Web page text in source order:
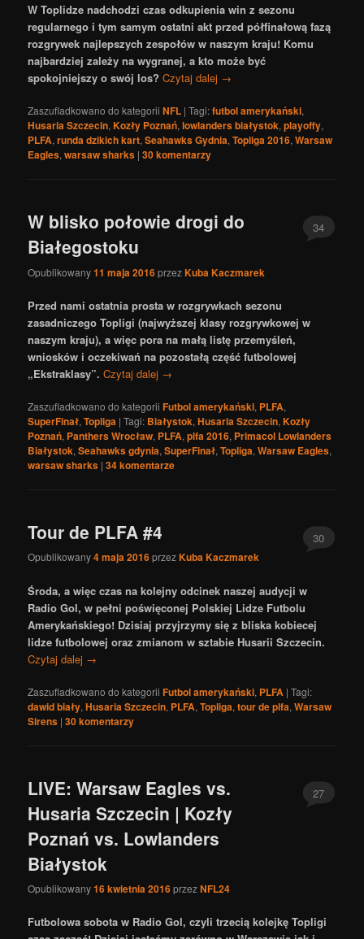
W Toplidze nadchodzi czas odkupienia win z sezonu
regularnego i tym samym ostatni akt przed półfinałową fazą
rozgrywek najlepszych zespołów w naszym kraju! Komu
najbardziej zależy na wygranej, a kto może być
spokojniejszy o swój los?Czytaj dalej →
Zaszufladkowano do kategorii NFL |Tagi:futbol amerykański,
Husaria Szczecin,Kozły Poznań,lowlanders białystok,playoffy,
PLFA,runda dzikich kart,Seahawks Gydnia,Topliga 2016,Warsaw
Eagles,warsaw sharks |30komentarzy
W blisko połowie drogi do
Białegostoku
Opublikowany11 maja 2016przezKuba Kaczmarek
34
Przed nami ostatnia prosta w rozgrywkach sezonu
zasadniczego Topligi (najwyższej klasy rozgrywkowej w
naszym kraju), a więc pora na małą listę przemyśleń,
wniosków i oczekiwań na pozostałą część futbolowej
„Ekstraklasy”.Czytaj dalej →
Zaszufladkowano do kategorii Futbol amerykański, PLFA,
SuperFinał,Topliga |Tagi: Białystok,Husaria Szczecin,Kozły
Poznań, Panthers Wrocław, PLFA,plfa 2016, Primacol Lowlanders
Białystok,Seahawks gdynia,SuperFinał,Topliga,Warsaw Eagles,
warsaw sharks |34komentarze
Tour de PLFA #4
Opublikowany4 maja 2016przezKuba Kaczmarek
30
Środa, a więc czas na kolejny odcinek naszej audycji w
Radio Gol, w pełni poświęconej Polskiej Lidze Futbolu
Amerykańskiego! Dzisiaj przyjrzymy się z bliska kobiecej
lidze futbolowej oraz zmianom w sztabie Husarii Szczecin.
Czytaj dalej →
Zaszufladkowano do kategorii Futbol amerykański, PLFA |Tagi:
dawid biały,Husaria Szczecin, PLFA,Topliga,tour de plfa,Warsaw
Sirens |30komentarzy
LIVE: Warsaw Eagles vs.
Husaria Szczecin | Kozły
Poznań vs. Lowlanders
Białystok
Opublikowany16 kwietnia 2016przezNFL24
27
Futbolowa sobota w Radio Gol, czyli trzecią kolejkę Topligi